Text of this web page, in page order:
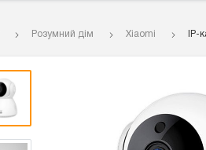
Розумний дім Xiaomi IP-